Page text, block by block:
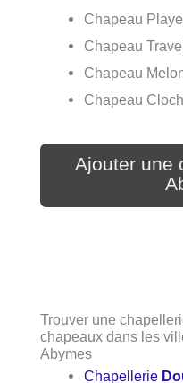
Chapeau
Chapeau
Chapeau
Chapeau
Ajouter une
Trouver une
chapeaux dans les
Abymes
Chapellerie